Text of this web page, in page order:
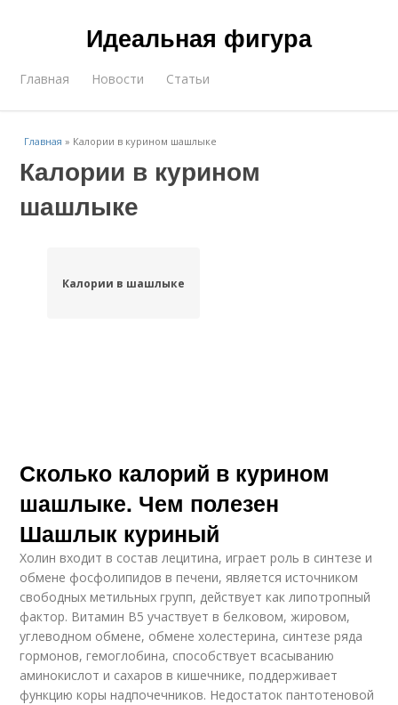
Идеальная фигура
Главная Новости Статьи
Главная » Калории в курином шашлыке
Калории в курином
шашлыке
Калории в шашлыке
Сколько калорий в курином
шашлыке. Чем полезен
Шашлык куриный
Холин входит в состав лецитина, играет роль в синтезе и
обмене фосфолипидов в печени, является источником
свободных метильных групп, действует как липотропный
фактор. Витамин В5 участвует в белковом, жировом,
углеводном обмене, обмене холестерина, синтезе ряда
гормонов, гемоглобина, способствует всасыванию
аминокислот и сахаров в кишечнике, поддерживает
функцию коры надпочечников. Недостаток пантотеновой